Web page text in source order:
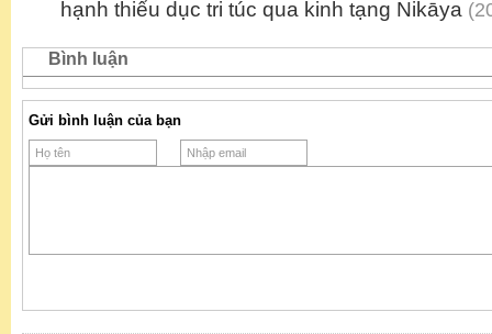
hạnh thiểu dục tri túc qua kinh tạng Nikāya
Bình luận
Gửi bình luận của bạn